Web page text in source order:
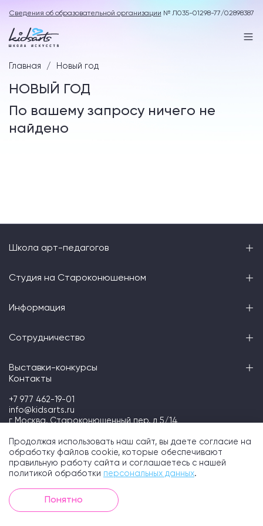
Сведения об образовательной организации № Л035-01298-77/02898387
Главная Новый год
НОВЫЙ ГОД
По вашему запросу ничего не
найдено
Школа арт-педагогов
Студия на Староконюшенном
Информация
Сотрудничество
Выставки-конкурсы
Контакты
+7 977 462-19-01
info@kidsarts.ru
г Москва, Староконюшенный пер, д 5/14
Kidsarts школа искусств © 2026
Согласие на обработку персональных данных
Продолжая использовать наш сайт, вы даете согласие на
обработку файлов cookie, которые обеспечивают
правильную работу сайта и соглашаетесь с нашей
политикой обработки персональных данных.
Понятно